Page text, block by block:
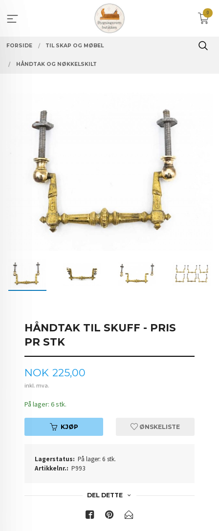
innholdet
0
FORSIDE TIL SKAP OG MØBEL
HÅNDTAK OG NØKKELSKILT
HÅNDTAK TIL SKUFF - PRIS
PR STK
Pris
NOK 225,00
inkl. mva.
På lager: 6 stk.
KJØP ØNSKELISTE
Lagerstatus: På lager: 6 stk.
Artikkelnr.: P993
DEL DETTE